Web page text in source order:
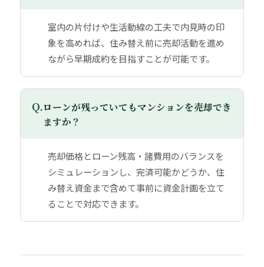
室内の片付けや生活動線の工夫で内見時の印
象を高めれば、住み替え前に売却活動を進め
ながら早期成約を目指すことが可能です。
Q.ローンが残っていてもマンションを売却でき
ますか？
売却価格とローン残高・諸費用のバランスを
シミュレーションし、完済可能かどうか、住
み替え資金まで含めて事前に資金計画を立て
ることで対応できます。